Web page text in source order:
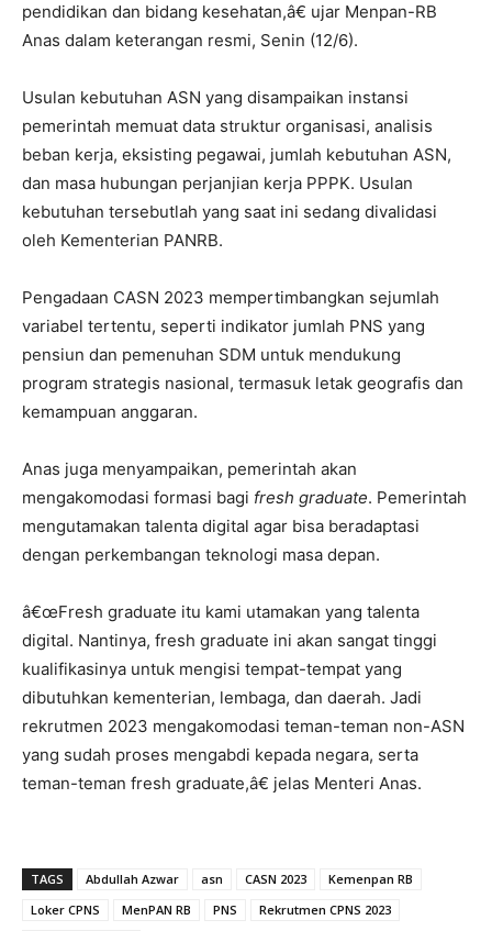
pendidikan dan bidang kesehatan,â€ ujar Menpan-RB
Anas dalam keterangan resmi, Senin (12/6).
Usulan kebutuhan ASN yang disampaikan instansi
pemerintah memuat data struktur organisasi, analisis
beban kerja, eksisting pegawai, jumlah kebutuhan ASN,
dan masa hubungan perjanjian kerja PPPK. Usulan
kebutuhan tersebutlah yang saat ini sedang divalidasi
oleh Kementerian PANRB.
Pengadaan CASN 2023 mempertimbangkan sejumlah
variabel tertentu, seperti indikator jumlah PNS yang
pensiun dan pemenuhan SDM untuk mendukung
program strategis nasional, termasuk letak geografis dan
kemampuan anggaran.
Anas juga menyampaikan, pemerintah akan
mengakomodasi formasi bagi fresh graduate. Pemerintah
mengutamakan talenta digital agar bisa beradaptasi
dengan perkembangan teknologi masa depan.
â€œFresh graduate itu kami utamakan yang talenta
digital. Nantinya, fresh graduate ini akan sangat tinggi
kualifikasinya untuk mengisi tempat-tempat yang
dibutuhkan kementerian, lembaga, dan daerah. Jadi
rekrutmen 2023 mengakomodasi teman-teman non-ASN
yang sudah proses mengabdi kepada negara, serta
teman-teman fresh graduate,â€ jelas Menteri Anas.
TAGS Abdullah Azwar asn CASN 2023
Kemenpan RB
Loker CPNS
MenPAN RB PNS
Rekrutmen CPNS 2023